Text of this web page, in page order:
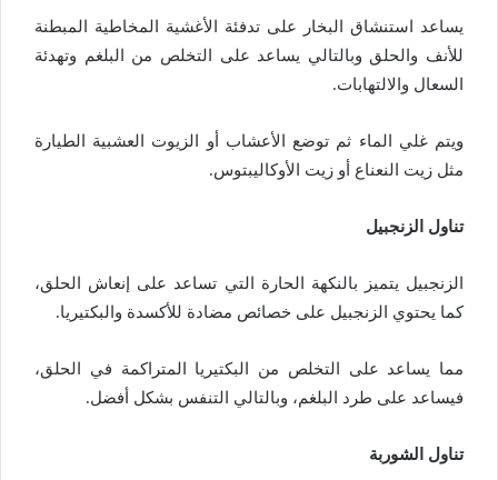
يساعد استنشاق البخار على تدفئة الأغشية المخاطية المبطنة
للأنف والحلق وبالتالي يساعد على التخلص من البلغم وتهدئة
السعال والالتهابات.
ويتم غلي الماء ثم توضع الأعشاب أو الزيوت العشبية الطيارة
مثل زيت النعناع أو زيت الأوكاليبتوس.
تناول الزنجبيل
الزنجبيل يتميز بالنكهة الحارة التي تساعد على إنعاش الحلق،
كما يحتوي الزنجبيل على خصائص مضادة للأكسدة والبكتيريا.
مما يساعد على التخلص من البكتيريا المتراكمة في الحلق،
فيساعد على طرد البلغم، وبالتالي التنفس بشكل أفضل.
تناول الشوربة